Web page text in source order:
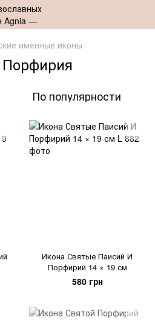
именные иконы
По популярности
Икона Святые Паисий И
Порфирий 14 × 19 см
580 грн